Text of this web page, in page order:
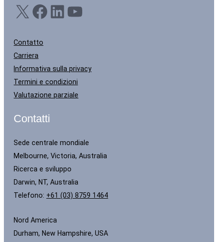
X Facebook LinkedIn YouTube
Contatto
Carriera
Informativa sulla privacy
Termini e condizioni
Valutazione parziale
Contatti
Sede centrale mondiale
Melbourne, Victoria, Australia
Ricerca e sviluppo
Darwin, NT, Australia
Telefono: +61 (03) 8759 1464
Nord America
Durham, New Hampshire, USA